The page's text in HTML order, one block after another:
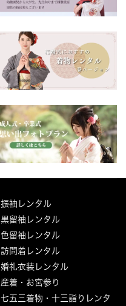
振袖レンタル
黒留袖レンタル
色留袖レンタル
訪問着レンタル
婚礼衣装レンタル
産着・お宮参り
七五三着物・十三詣りレンタ